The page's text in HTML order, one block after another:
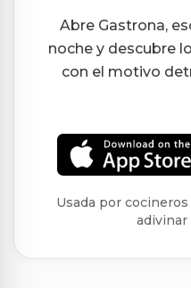
Abre Gastrona,
noche y descubre
con el motivo
Usada por
adivinar